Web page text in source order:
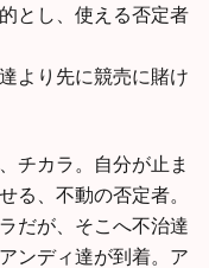
とし、使える否定者
より先に競売に賭け
チカラ。自分が止ま
る、不動の否定者。
だが、そこへ不治達
ンディ達が到着。ア